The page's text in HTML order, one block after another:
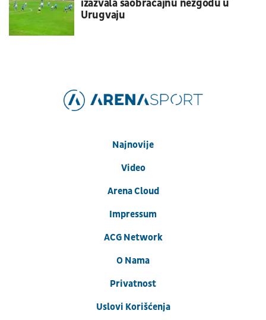
izazvala saobraćajnu nezgodu u
Urugvaju
Najnovije
Video
Arena Cloud
Impressum
ACG Network
O Nama
Privatnost
Uslovi Korišćenja